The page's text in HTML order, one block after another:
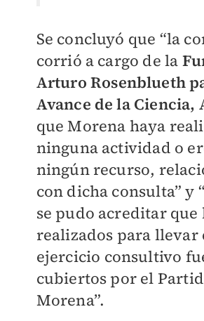
Se concluyó que “la
corrió a cargo de la
Arturo Rosenblueth
Avance de la Ciencia,
que Morena haya
ninguna actividad o
ningún recurso,
con dicha consulta” y
se pudo acreditar que
realizados para llevar
ejercicio consultivo
cubiertos por el
Morena”.